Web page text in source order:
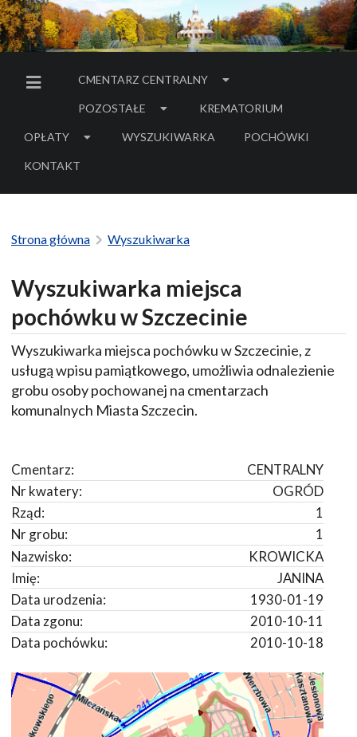
MENU BOCZNE
CMENTARZ CENTRALNY
POZOSTAŁE KREMATORIUM
OPŁATY WYSZUKIWARKA POCHÓWKI
- LINK DO SERWISU
KONTAKT
Strona główna Wyszukiwarka
Wyszukiwarka miejsca
pochówku w Szczecinie
Wyszukiwarka miejsca pochówku w Szczecinie, z
usługą wpisu pamiątkowego, umożliwia odnalezienie
grobu osoby pochowanej na cmentarzach
komunalnych Miasta Szczecin.
CENTRALNY
Cmentarz:
OGRÓD
Nr kwatery:
1
Rząd:
1
Nr grobu:
KROWICKA
Nazwisko:
JANINA
Imię:
1930-01-19
Data urodzenia:
2010-10-11
Data zgonu:
2010-10-18
Data pochówku: